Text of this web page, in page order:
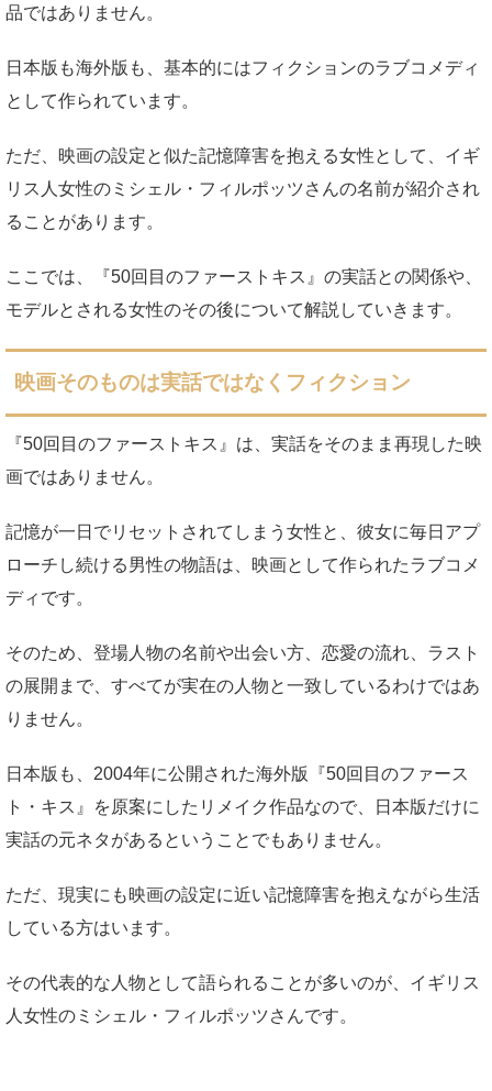
品ではありません。
日本版も海外版も、基本的にはフィクションのラブコメディ
として作られています。
ただ、映画の設定と似た記憶障害を抱える女性として、イギ
リス人女性のミシェル・フィルポッツさんの名前が紹介され
ることがあります。
ここでは、『50回目のファーストキス』の実話との関係や、
モデルとされる女性のその後について解説していきます。
映画そのものは実話ではなくフィクション
『50回目のファーストキス』は、実話をそのまま再現した映
画ではありません。
記憶が一日でリセットされてしまう女性と、彼女に毎日アプ
ローチし続ける男性の物語は、映画として作られたラブコメ
ディです。
そのため、登場人物の名前や出会い方、恋愛の流れ、ラスト
の展開まで、すべてが実在の人物と一致しているわけではあ
りません。
日本版も、2004年に公開された海外版『50回目のファース
ト・キス』を原案にしたリメイク作品なので、日本版だけに
実話の元ネタがあるということでもありません。
ただ、現実にも映画の設定に近い記憶障害を抱えながら生活
している方はいます。
その代表的な人物として語られることが多いのが、イギリス
人女性のミシェル・フィルポッツさんです。